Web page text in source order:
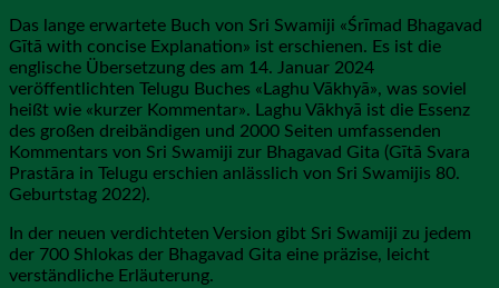
Das lange erwartete Buch von Sri Swamiji «Śrīmad Bhagavad
Gītā with concise Explanation» ist erschienen. Es ist die
englische Übersetzung des am 14. Januar 2024
veröffentlichten Telugu Buches «Laghu Vākhyā», was soviel
heißt wie «kurzer Kommentar». Laghu Vākhyā ist die Essenz
des großen dreibändigen und 2000 Seiten umfassenden
Kommentars von Sri Swamiji zur Bhagavad Gita (Gītā Svara
Prastāra in Telugu erschien anlässlich von Sri Swamijis 80.
Geburtstag 2022).
In der neuen verdichteten Version gibt Sri Swamiji zu jedem
der 700 Shlokas der Bhagavad Gita eine präzise, leicht
verständliche Erläuterung.